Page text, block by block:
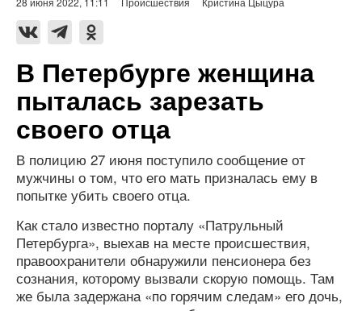
В Петербурге женщина
пыталась зарезать
своего отца
В полицию 27 июня поступило сообщение от
мужчины о том, что его мать призналась ему в
попытке убить своего отца.
Как стало известно порталу «Патрульный
Петербурга», выехав на месте происшествия,
правоохранители обнаружили пенсионера без
сознания, которому вызвали скорую помощь. Там
же была задержана «по горячим следам» его дочь,